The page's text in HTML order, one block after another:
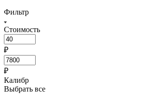
Фильтр
Стоимость
₽
₽
Калибр
Выбрать все